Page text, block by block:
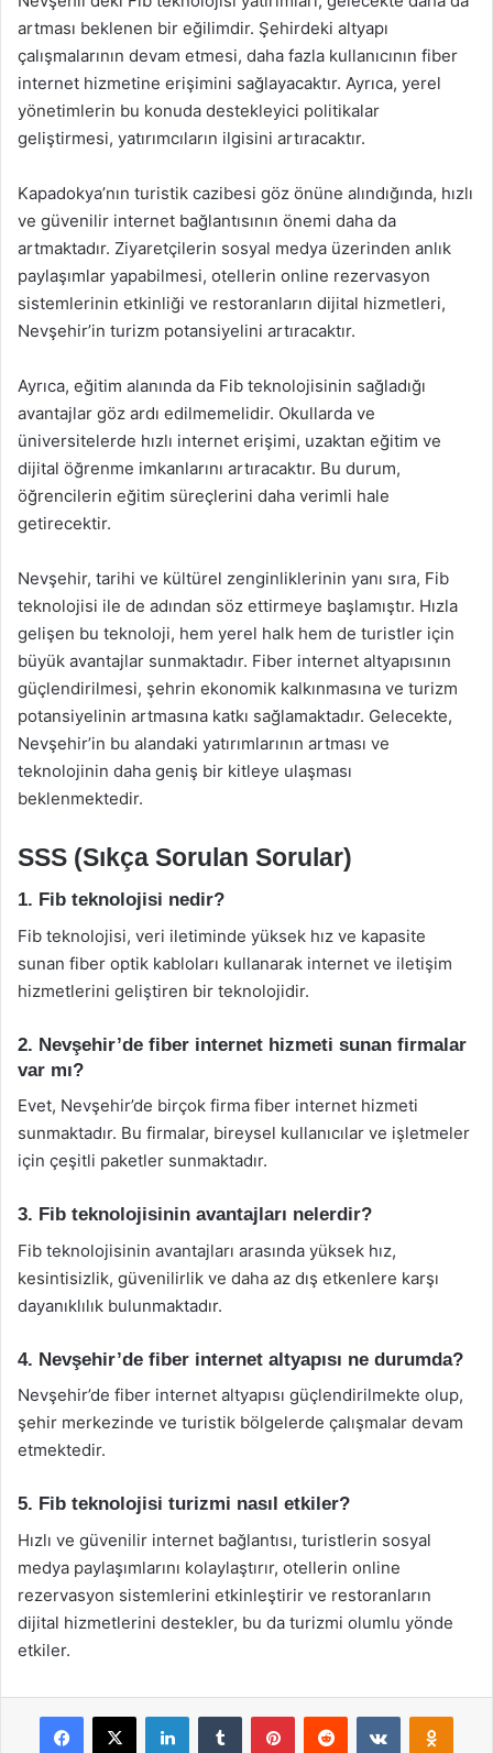
artması beklenen bir eğilimdir. Şehirdeki altyapı
çalışmalarının devam etmesi, daha fazla kullanıcının fiber
internet hizmetine erişimini sağlayacaktır. Ayrıca, yerel
yönetimlerin bu konuda destekleyici politikalar
geliştirmesi, yatırımcıların ilgisini artıracaktır.
Kapadokya’nın turistik cazibesi göz önüne alındığında, hızlı
ve güvenilir internet bağlantısının önemi daha da
artmaktadır. Ziyaretçilerin sosyal medya üzerinden anlık
paylaşımlar yapabilmesi, otellerin online rezervasyon
sistemlerinin etkinliği ve restoranların dijital hizmetleri,
Nevşehir’in turizm potansiyelini artıracaktır.
Ayrıca, eğitim alanında da Fib teknolojisinin sağladığı
avantajlar göz ardı edilmemelidir. Okullarda ve
üniversitelerde hızlı internet erişimi, uzaktan eğitim ve
dijital öğrenme imkanlarını artıracaktır. Bu durum,
öğrencilerin eğitim süreçlerini daha verimli hale
getirecektir.
Nevşehir, tarihi ve kültürel zenginliklerinin yanı sıra, Fib
teknolojisi ile de adından söz ettirmeye başlamıştır. Hızla
gelişen bu teknoloji, hem yerel halk hem de turistler için
büyük avantajlar sunmaktadır. Fiber internet altyapısının
güçlendirilmesi, şehrin ekonomik kalkınmasına ve turizm
potansiyelinin artmasına katkı sağlamaktadır. Gelecekte,
Nevşehir’in bu alandaki yatırımlarının artması ve
teknolojinin daha geniş bir kitleye ulaşması
beklenmektedir.
SSS (Sıkça Sorulan Sorular)
1. Fib teknolojisi nedir?
Fib teknolojisi, veri iletiminde yüksek hız ve kapasite
sunan fiber optik kabloları kullanarak internet ve iletişim
hizmetlerini geliştiren bir teknolojidir.
2. Nevşehir’de fiber internet hizmeti sunan firmalar
var mı?
Evet, Nevşehir’de birçok firma fiber internet hizmeti
sunmaktadır. Bu firmalar, bireysel kullanıcılar ve işletmeler
için çeşitli paketler sunmaktadır.
3. Fib teknolojisinin avantajları nelerdir?
Fib teknolojisinin avantajları arasında yüksek hız,
kesintisizlik, güvenilirlik ve daha az dış etkenlere karşı
dayanıklılık bulunmaktadır.
4. Nevşehir’de fiber internet altyapısı ne durumda?
Nevşehir’de fiber internet altyapısı güçlendirilmekte olup,
şehir merkezinde ve turistik bölgelerde çalışmalar devam
etmektedir.
5. Fib teknolojisi turizmi nasıl etkiler?
Hızlı ve güvenilir internet bağlantısı, turistlerin sosyal
medya paylaşımlarını kolaylaştırır, otellerin online
rezervasyon sistemlerini etkinleştirir ve restoranların
dijital hizmetlerini destekler, bu da turizmi olumlu yönde
etkiler.
Facebook
X LinkedInTumblr PinterestReddit VKontakte